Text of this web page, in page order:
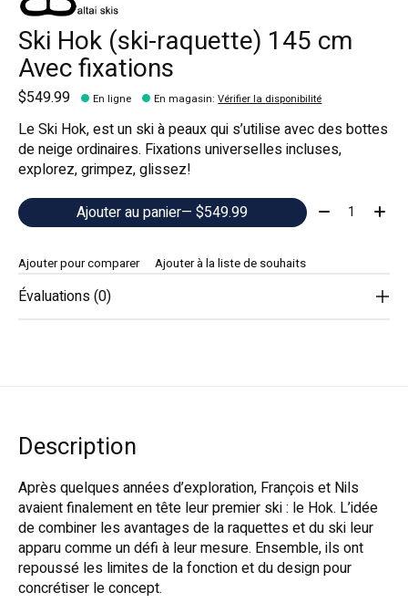
Ski Hok (ski-raquette) 145 cm
Avec fixations
$549.99 En ligne En magasin:Vérifier la disponibilité
Le Ski Hok, est un ski à peaux qui s’utilise avec des bottes
de neige ordinaires. Fixations universelles incluses,
explorez, grimpez, glissez!
Ajouter au panier
— $549.99 Quantité:
Ajouter pour comparer Ajouter à la liste de souhaits
Évaluations (0)
Description
Après quelques années d’exploration, François et Nils
avaient finalement en tête leur premier ski : le Hok. L’idée
de combiner les avantages de la raquettes et du ski leur
apparu comme un défi à leur mesure. Ensemble, ils ont
repoussé les limites de la fonction et du design pour
concrétiser le concept.